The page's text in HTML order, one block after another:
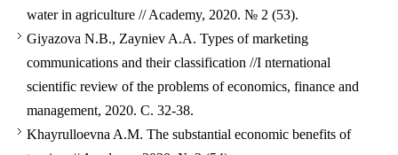
water in agriculture // Academy, 2020. № 2 (53).
Giyazova N.B., Zayniev A.A. Types of marketing
communications and their classification //I nternational
scientific review of the problems of economics, finance and
management, 2020. С. 32-38.
Khayrulloevna A.M. The substantial economic benefits of